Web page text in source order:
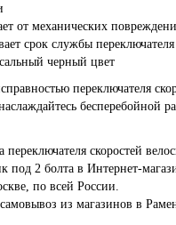
от механических
срок службы переключателя
черный цвет
переключателя
бесперебойной
переключателя скоростей
под 2 болта в Интернет-
по всей России.
из магазинов в